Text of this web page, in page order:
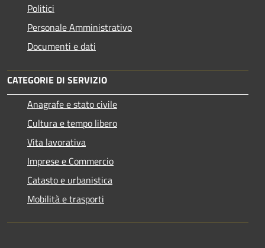
Politici
Personale Amministrativo
Documenti e dati
CATEGORIE DI SERVIZIO
Anagrafe e stato civile
Cultura e tempo libero
Vita lavorativa
Imprese e Commercio
Catasto e urbanistica
Mobilità e trasporti